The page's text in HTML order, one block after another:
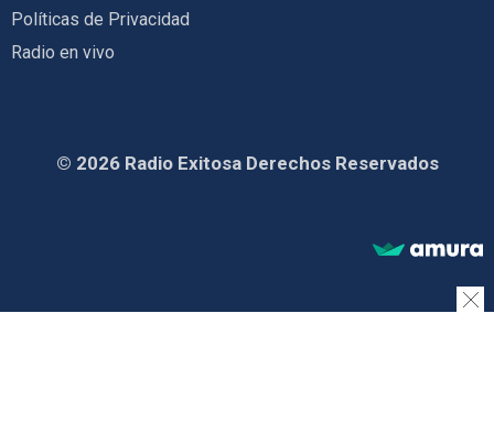
Políticas de Privacidad
Radio en vivo
© 2026 Radio Exitosa Derechos Reservados